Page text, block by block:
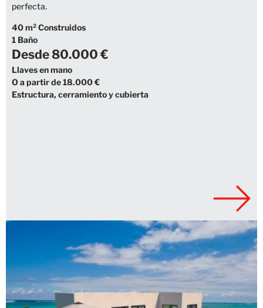
perfecta.
40 m² Construidos
1 Baño
Desde 80.000 €
Llaves en mano
O a partir de 18.000 €
Estructura, cerramiento y cubierta